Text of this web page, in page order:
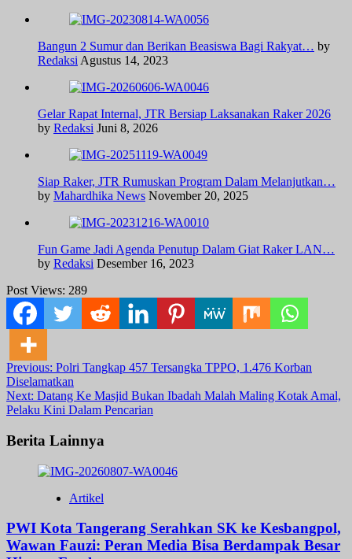
Bangun 2 Sumur dan Berikan Beasiswa Bagi Rakyat… by
Redaksi Agustus 14, 2023
Gelar Rapat Internal, JTR Bersiap Laksanakan Raker 2026
by Redaksi Juni 8, 2026
Siap Raker, JTR Rumuskan Program Dalam Melanjutkan…
by Mahardhika News November 20, 2025
Fun Game Jadi Agenda Penutup Dalam Giat Raker LAN…
by Redaksi Desember 16, 2023
Post Views: 289
Post
navigation
Previous: Polri Tangkap 457 Tersangka TPPO, 1.476 Korban
Diselamatkan
Next: Datang Ke Masjid Bukan Ibadah Malah Maling Kotak Amal,
Pelaku Kini Dalam Pencarian
Berita Lainnya
Artikel
PWI Kota Tangerang Serahkan SK ke Kesbangpol,
Wawan Fauzi: Peran Media Bisa Berdampak Besar